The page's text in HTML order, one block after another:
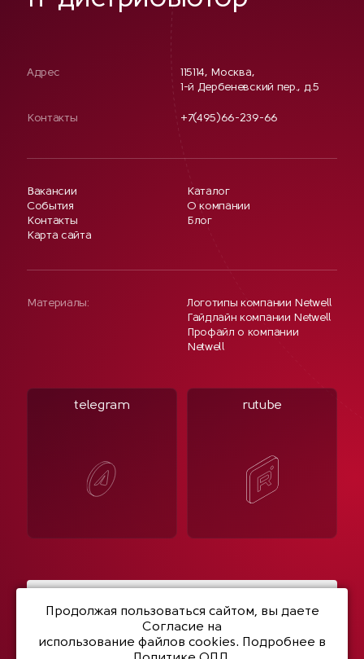
Адрес
115114, Москва,
1-й Дербеневский пер., д.5
Контакты +7(495)66-239-66
Вакансии
События
Контакты
Карта сайта
Каталог
О компании
Блог
Материалы:
Логотипы компании Netwell
Гайдлайн компании Netwell
Профайл о компании
Netwell
telegram rutube
Продолжая пользоваться сайтом, вы даете
Согласие на
использование файлов cookies. Подробнее в